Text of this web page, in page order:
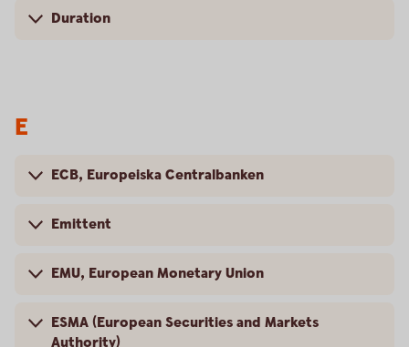
Duration
E
ECB, Europeiska Centralbanken
Emittent
EMU, European Monetary Union
ESMA (European Securities and Markets
Authority)